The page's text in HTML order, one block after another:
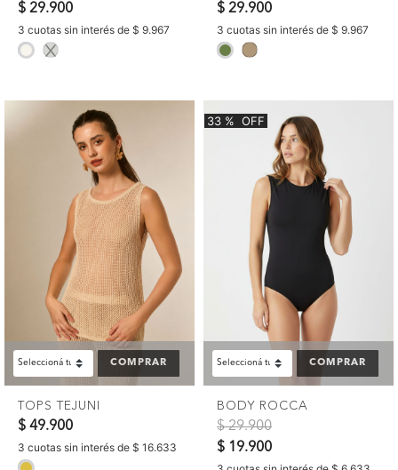
$ 29.900
3 cuotas sin interés de $ 9.967
selected
$ 29.900
3 cuotas sin interés de $ 9.967
selected
COMPRAR
TOPS TEJUNI
$ 49.900
3 cuotas sin interés de $ 16.633
33 % OFF
COMPRAR
BODY ROCCA
Precio reducido de
$ 29.900a
$ 19.900